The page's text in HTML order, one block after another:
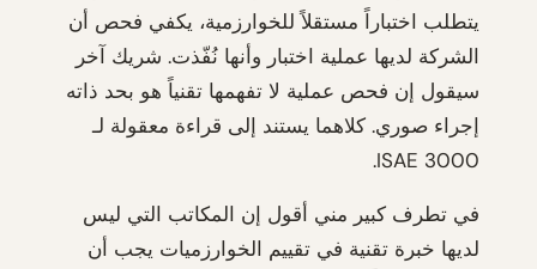
يتطلب اختباراً مستقلاً للخوارزمية، يكفي فحص أن
الشركة لديها عملية اختبار وأنها نُفّذت. شريك آخر
سيقول إن فحص عملية لا تفهمها تقنياً هو بحد ذاته
إجراء صوري. كلاهما يستند إلى قراءة معقولة لـ
ISAE 3000.
في تطرف كبير مني أقول إن المكاتب التي ليس
لديها خبرة تقنية في تقييم الخوارزميات يجب أن